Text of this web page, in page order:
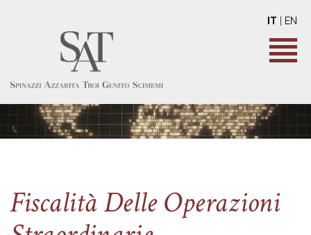
IT EN
Fiscalità Delle Operazioni